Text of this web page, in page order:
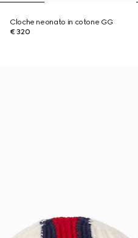
Cloche neonato in cotone GG
€ 320